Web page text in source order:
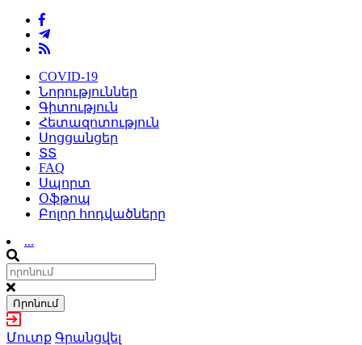
COVID-19
Նորություններ
Գիտություն
Հետազոտություն
Սոցցանցեր
ՏՏ
FAQ
Սպորտ
Օֆթոպ
Բոլոր հոդվածները
...
Որոնում
Մուտք Գրանցվել